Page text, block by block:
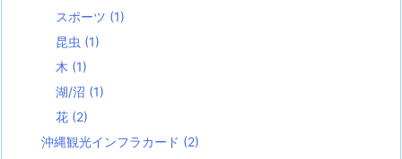
スポーツ (1)
昆虫 (1)
木 (1)
湖/沼 (1)
花 (2)
沖縄観光インフラカード (2)